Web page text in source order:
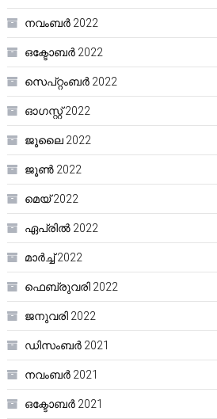
നവംബർ 2022
ഒക്ടോബർ 2022
സെപ്റ്റംബർ 2022
ഓഗസ്റ്റ്‌ 2022
ജൂലൈ 2022
ജൂൺ 2022
മെയ്‌ 2022
ഏപ്രിൽ 2022
മാർച്ച്‌ 2022
ഫെബ്രുവരി 2022
ജനുവരി 2022
ഡിസംബർ 2021
നവംബർ 2021
ഒക്ടോബർ 2021